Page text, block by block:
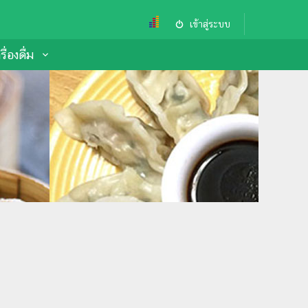
เข้าสู่ระบบ
องดื่ม